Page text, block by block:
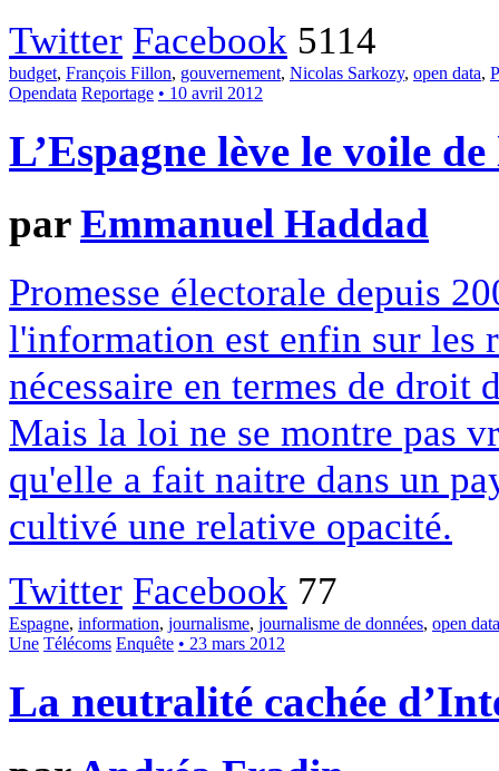
Twitter Facebook 5114
budget, François Fillon, gouvernement, Nicolas Sarkozy, open data,
Opendata Reportage • 10 avril 2012
L’Espagne lève le voile
parEmmanuel Haddad
Promesse électorale depuis
l'information est enfin sur les
nécessaire en termes de droit
Mais la loi ne se montre pas
qu'elle a fait naitre dans un
cultivé une relative opacité.
Twitter Facebook 77
Espagne, information, journalisme, journalisme de données, open data
Une Télécoms Enquête • 23 mars 2012
La neutralité cachée